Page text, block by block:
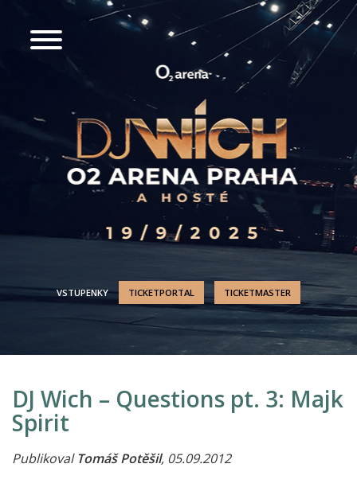
VSTUPENKY TICKETPORTAL TICKETMASTER
DJ Wich – Questions pt. 3: Majk
Spirit
PublikovalTomáš Potěšil, 05.09.2012